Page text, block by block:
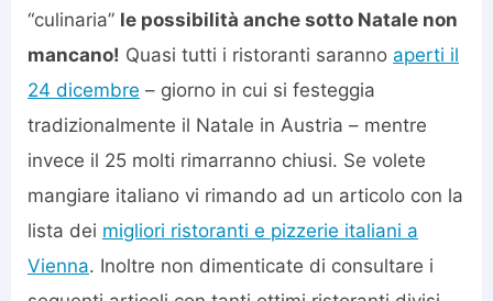
“culinaria” le possibilità anche sotto Natale non
mancano! Quasi tutti i ristoranti saranno aperti il
24 dicembre – giorno in cui si festeggia
tradizionalmente il Natale in Austria – mentre
invece il 25 molti rimarranno chiusi. Se volete
mangiare italiano vi rimando ad un articolo con la
lista dei migliori ristoranti e pizzerie italiani a
Vienna. Inoltre non dimenticate di consultare i